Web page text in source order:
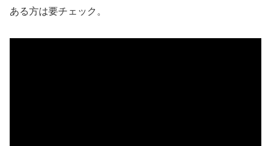
ある方は要チェック。